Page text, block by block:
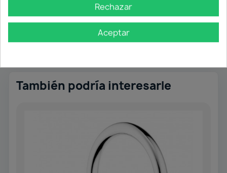
También podría interesarle
Rechazar
Aceptar